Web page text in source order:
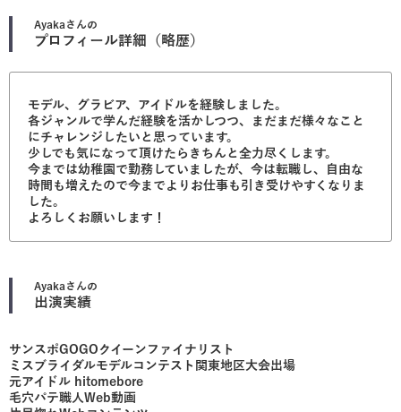
Ayakaさんの
プロフィール詳細（略歴）
モデル、グラビア、アイドルを経験しました。
各ジャンルで学んだ経験を活かしつつ、まだまだ様々なこと
にチャレンジしたいと思っています。
少しでも気になって頂けたらきちんと全力尽くします。
今までは幼稚園で勤務していましたが、今は転職し、自由な
時間も増えたので今までよりお仕事も引き受けやすくなりま
した。
よろしくお願いします！
Ayakaさんの
出演実績
サンスポGOGOクイーンファイナリスト
ミスブライダルモデルコンテスト関東地区大会出場
元アイドル hitomebore
毛穴パテ職人Web動画